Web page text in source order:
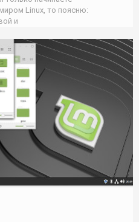
Linux, то поясню:
и